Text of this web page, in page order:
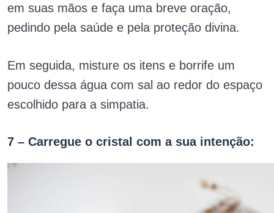
em suas mãos e faça uma breve oração,
pedindo pela saúde e pela proteção divina.
Em seguida, misture os itens e borrife um
pouco dessa água com sal ao redor do espaço
escolhido para a simpatia.
7 – Carregue o cristal com a sua intenção: